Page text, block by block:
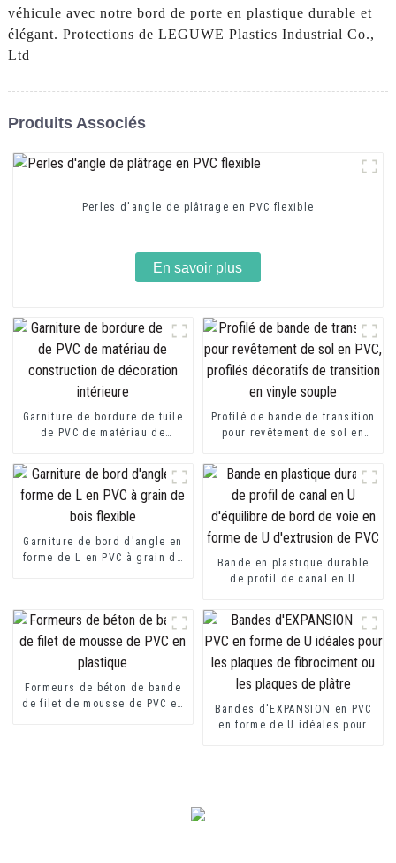
véhicule avec notre bord de porte en plastique durable et
élégant. Protections de LEGUWE Plastics Industrial Co.,
Ltd
Produits Associés
Perles d'angle de plâtrage en PVC flexible
En savoir plus
Garniture de bordure de tuile
de PVC de matériau de
Profilé de bande de transition
pour revêtement de sol en
Garniture de bord d'angle en
forme de L en PVC à grain de
Bande en plastique durable
de profil de canal en U
en forme de U d'extrusion de
PVC
Formeurs de béton de bande
de filet de mousse de PVC en
Bandes d'EXPANSION en PVC
en forme de U idéales pour